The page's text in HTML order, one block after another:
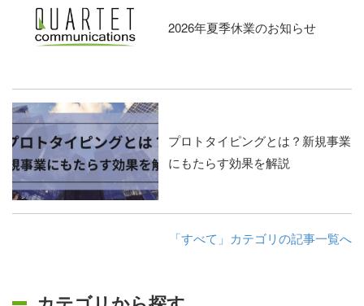
2026年夏季休業のお知らせ
プロトタイピングとは？新規事業
にもたらす効果を解説
「すべて」カテゴリの記事一覧へ